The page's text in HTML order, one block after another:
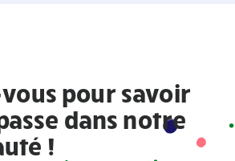
pour savoir
dans notre
!